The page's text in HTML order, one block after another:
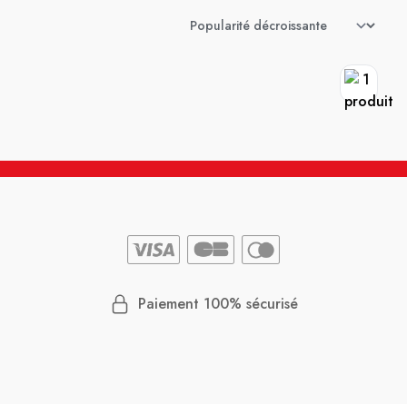
Paiement 100% sécurisé